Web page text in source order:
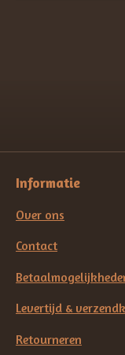
Informatie
Over ons
Contact
Levertijd &
Retourneren